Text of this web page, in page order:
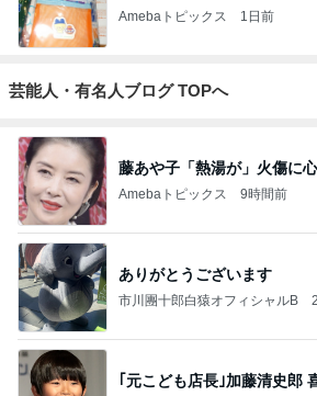
Amebaトピックス 1日前
芸能人・有名人ブログ TOPへ
藤あや子「熱湯が」火傷に
Amebaトピックス 9時間前
ありがとうございます
市川團十郎白猿オフィシャルB
｢元こども店長｣加藤清史郎